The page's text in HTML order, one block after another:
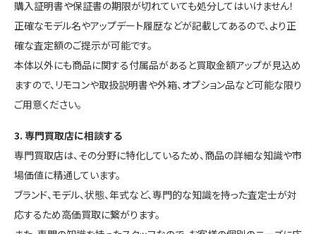
購入証明書や保証書の期限が切れていても処分してはいけません！
正確なモデル名やアップデート履歴などが記載してあるので、より正
確な査定額のご提示が可能です。
本体以外にも商品に関する付属品があると買取金額アップが見込め
ますので、リモコンや取扱説明書や外箱、オプション品など可能な限り
ご用意ください。
3. 専門買取店に相談する
専門買取店は、その分野に特化しているため、商品の詳細な知識や市
場価値に精通しています。
ブランド、モデル、状態、年式など、専門的な知識を持った査定士が対
応するため高価買取に繋がります。